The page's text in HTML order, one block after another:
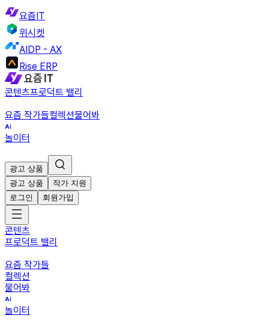
요즘IT
위시켓
AIDP - AX
Rise ERP
콘텐츠프로덕트 밸리
요즘 작가들컬렉션물어봐
놀이터
광고 상품
광고 상품
작가 지원
로그인
회원가입
콘텐츠
프로덕트 밸리
요즘 작가들
컬렉션
물어봐
놀이터